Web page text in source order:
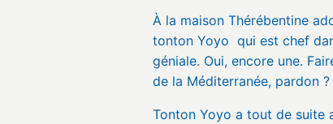
À la maison Thérébentine
tonton Yoyo qui est chef
géniale. Oui, encore une.
de la Méditerranée, pardon
Tonton Yoyo a tout de suite